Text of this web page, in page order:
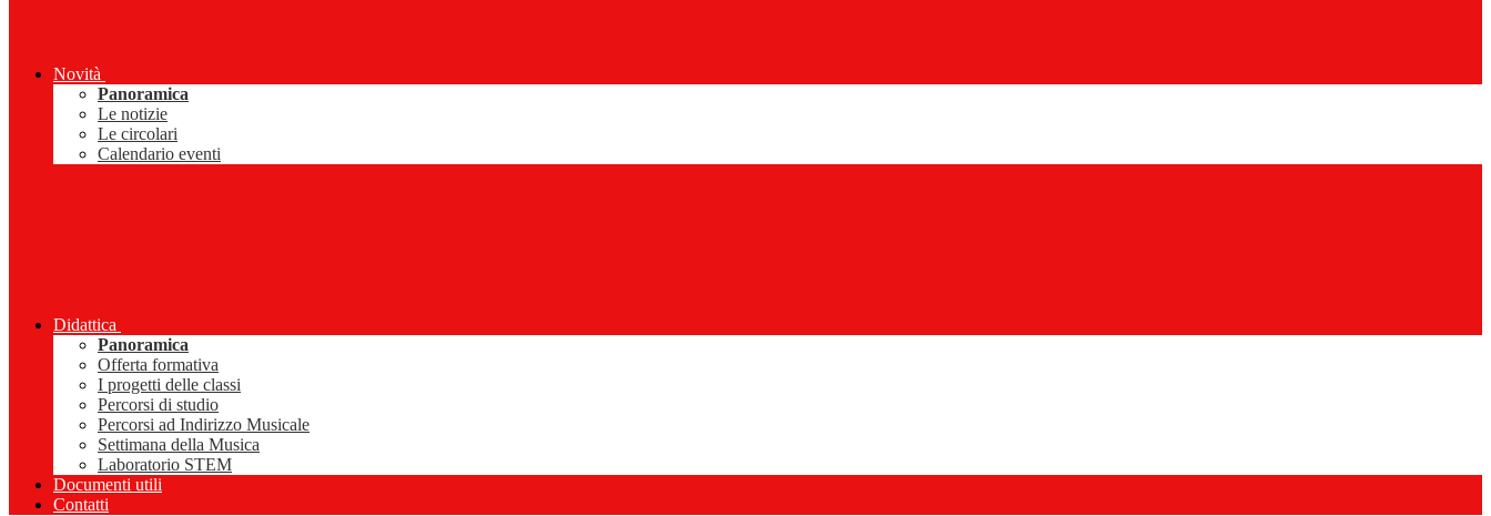
Novità
Panoramica
Le notizie
Le circolari
Calendario eventi
Didattica
Panoramica
Offerta formativa
I progetti delle classi
Percorsi di studio
Percorsi ad Indirizzo Musicale
Settimana della Musica
Laboratorio STEM
Documenti utili
Contatti